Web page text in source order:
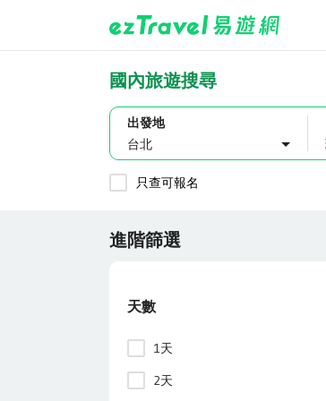
國內旅遊搜尋
出發地
台北
只查可報名
進階篩選
天數
1天
2天